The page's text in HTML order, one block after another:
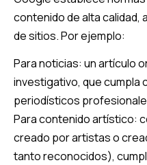
contenido de alta
de sitios. Por ejemplo:
Para noticias: un artículo
investigativo, que cumpla
periodísticos
Para contenido artístico:
creado por artistas o
tanto reconocidos),